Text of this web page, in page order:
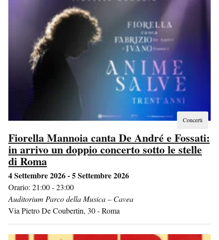
Concerti
Fiorella Mannoia canta De André e Fossati:
in arrivo un doppio concerto sotto le stelle
di Roma
4 Settembre 2026 - 5 Settembre 2026
Orario: 21:00 - 23:00
Auditorium Parco della Musica – Cavea
Via Pietro De Coubertin, 30-Roma